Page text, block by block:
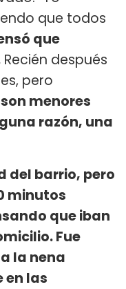
que todos
que
Recién después
pero
son menores
razón, una
del barrio, pero
minutos
que iban
Fue
la nena
en las